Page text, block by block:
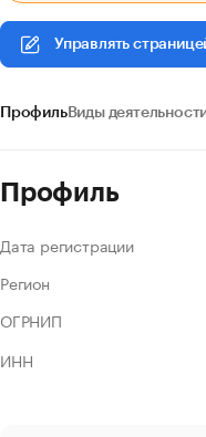
Управлять
ПрофильВиды
Профиль
Дата регистрации
Регион
ОГРНИП
ИНН